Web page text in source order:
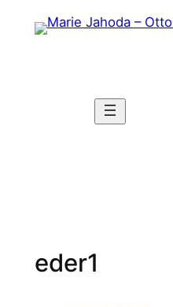
Inhalt
eder1